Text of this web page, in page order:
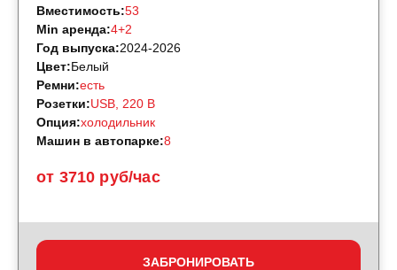
от 3710 руб/час
Вместимость:53
Min аренда:4+2
Год выпуска:2024-2026
Цвет:Белый
Ремни:есть
Розетки:USB, 220 B
Опция:холодильник
Машин в автопарке:8
ЗАБРОНИРОВАТЬ